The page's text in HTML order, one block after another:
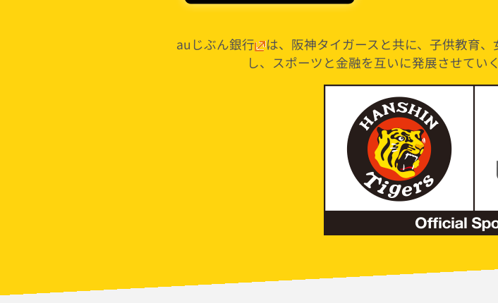
auじぶん銀行
は、阪神タイガースと共に、子供教育
し、スポーツと金融を互いに発展させてい